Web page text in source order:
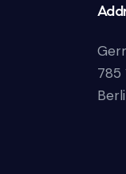
785